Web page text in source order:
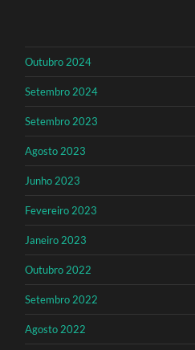
Outubro 2024
Setembro 2024
Setembro 2023
Agosto 2023
Junho 2023
Fevereiro 2023
Janeiro 2023
Outubro 2022
Setembro 2022
Agosto 2022